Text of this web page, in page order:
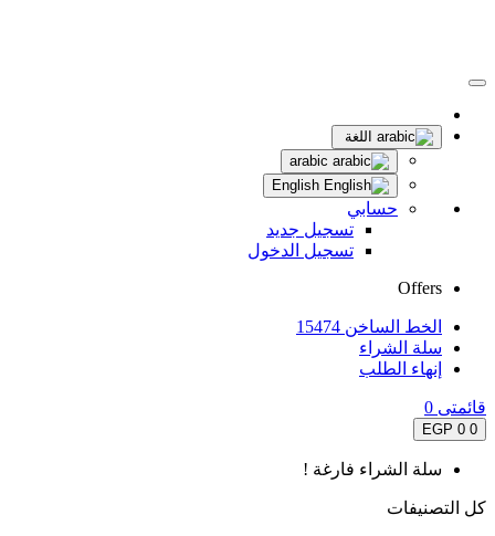
اللغة
حسابي
تسجيل جديد
تسجيل الدخول
Offers
الخط الساخن 15474
سلة الشراء
إنهاء الطلب
قائمتى 0
0
0 EGP
سلة الشراء فارغة !
كل التصنيفات